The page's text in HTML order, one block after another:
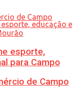
de Campo
esporte,
para Campo